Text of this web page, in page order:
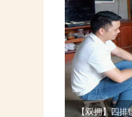
【双拥】四排